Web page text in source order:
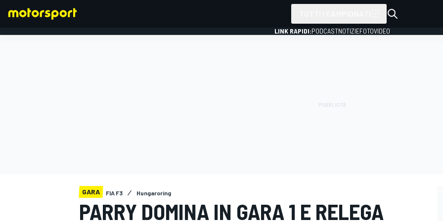
LINK RAPIDI:PODCASTNOTIZIEFOTOVIDEO
GARA FIA F3 Hungaroring
PARRY DOMINA IN GARA 1 E RELEGA